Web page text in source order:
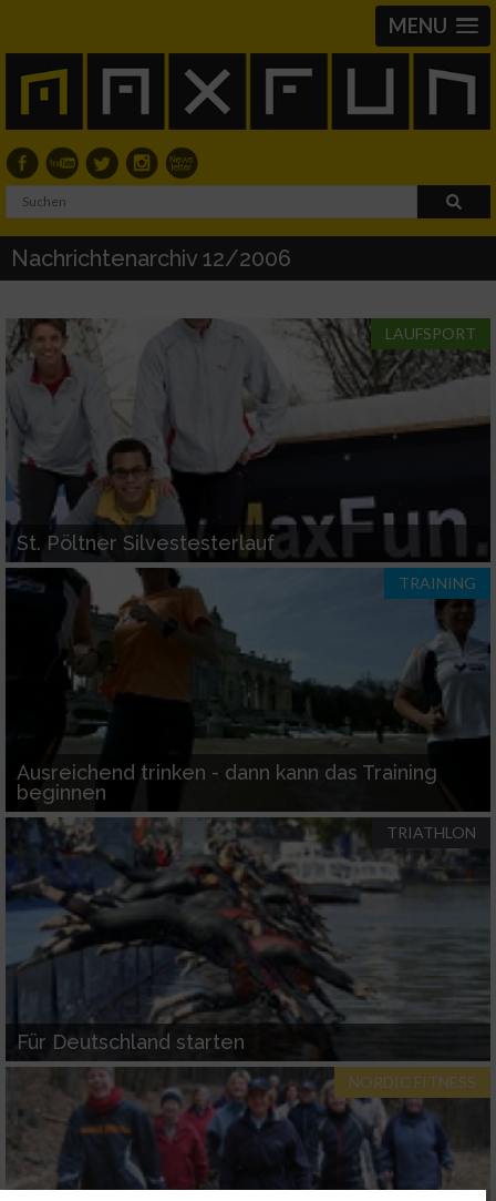
MENU
Nachrichtenarchiv 12/2006
LAUFSPORT
St. Pöltner Silvestesterlauf
TRAINING
Ausreichend trinken - dann kann das Training
beginnen
TRIATHLON
Für Deutschland starten
NORDIC FITNESS